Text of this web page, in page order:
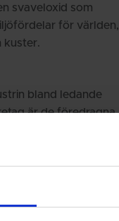
svaveloxid som
för världen,
kuster.
bland ledande
är de föredragna
alla element i en
en mycket